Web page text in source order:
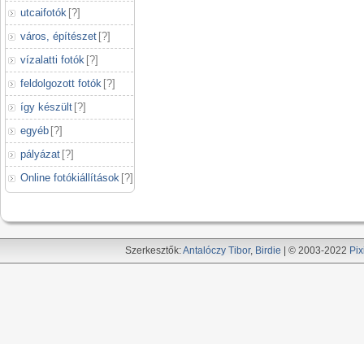
utcaifotók [?]
város, építészet [?]
vízalatti fotók [?]
feldolgozott fotók [?]
így készült [?]
egyéb [?]
pályázat [?]
Online fotókiállítások [?]
Szerkesztők:Antalóczy Tibor, Birdie | © 2003-2022